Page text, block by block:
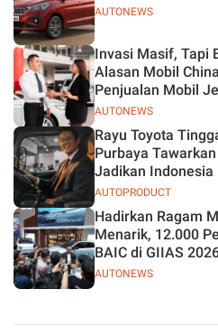
AUTONEWS
AUTONEWS
Invasi Masif, Tapi
Alasan Mobil
Penjualan Mobil
AUTOPRODUCT
Rayu Toyota
Purbaya
Jadikan Indonesia
AUTONEWS
Hadirkan Ragam
Menarik, 12.000
BAIC di GIIAS